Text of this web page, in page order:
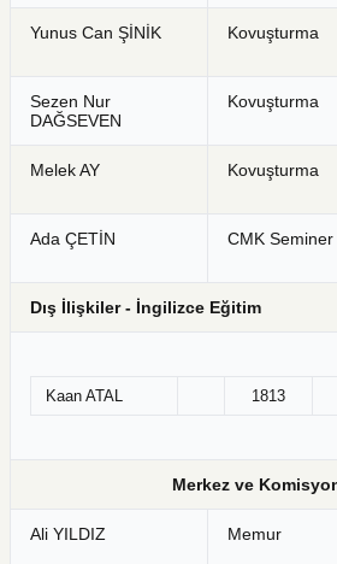
Yunus Can ŞİNİK Kovuşturma
Sezen Nur
DAĞSEVEN
Kovuşturma
Melek AY Kovuşturma
Ada ÇETİN CMK Seminer
Dış İlişkiler - İngilizce Eğitim
Kaan ATAL 1813
Merkez ve
Ali YILDIZ Memur